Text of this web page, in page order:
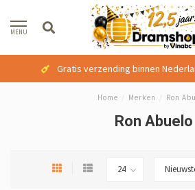
MENU
Gratis verzending binnen
Home Merken Ron
Ron Abuelo